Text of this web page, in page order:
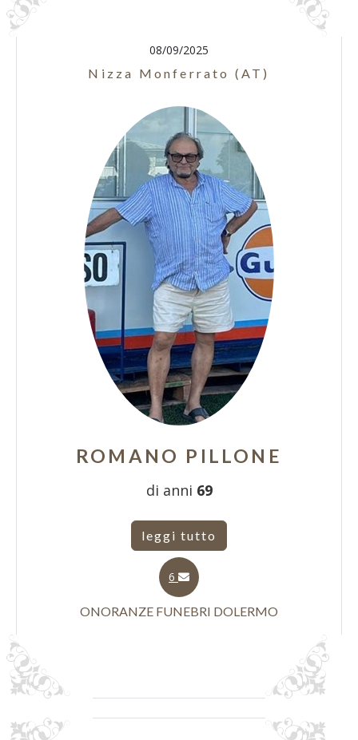
08/09/2025
Nizza Monferrato (AT)
ROMANO PILLONE
di anni 69
leggi tutto
6
ONORANZE FUNEBRI DOLERMO